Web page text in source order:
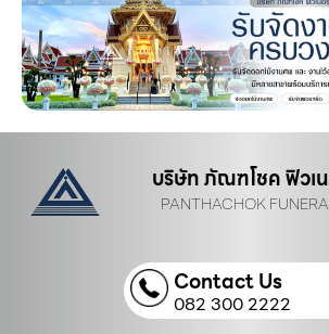
บริษัท ภัณฑโชค ฟิวเ
PANTHACHOK
Contact Us
082 300 2222